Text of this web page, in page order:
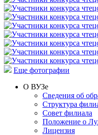
Еще фотографии
О ВУЗе
Сведения об
Структура
Совет филиала
Положение о
Лицензия